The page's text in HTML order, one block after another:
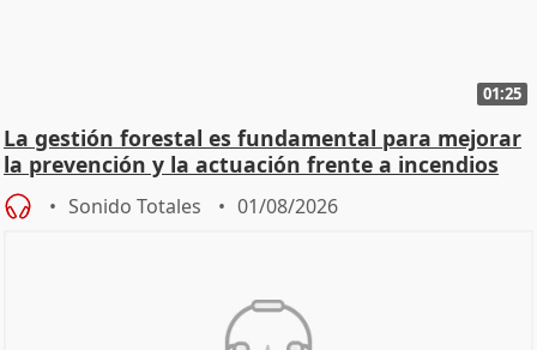
01:25
La gestión forestal es fundamental para mejorar
la prevención y la actuación frente a incendios
Sonido Totales 01/08/2026